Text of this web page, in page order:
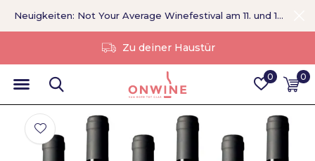
0 0
Ohne Vermittler
Neuigkeiten: Not Your Average Winefestival am 11. und 12. September >